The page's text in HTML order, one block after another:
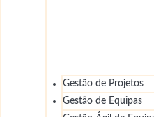
Gestão de Projetos
Gestão de Equipas